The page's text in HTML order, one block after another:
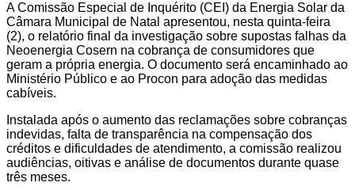
A Comissão Especial de Inquérito (CEI) da Energia Solar da
Câmara Municipal de Natal apresentou, nesta quinta-feira
(2), o relatório final da investigação sobre supostas falhas da
Neoenergia Cosern na cobrança de consumidores que
geram a própria energia. O documento será encaminhado ao
Ministério Público e ao Procon para adoção das medidas
cabíveis.
Instalada após o aumento das reclamações sobre cobranças
indevidas, falta de transparência na compensação dos
créditos e dificuldades de atendimento, a comissão realizou
audiências, oitivas e análise de documentos durante quase
três meses.